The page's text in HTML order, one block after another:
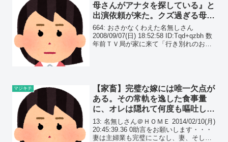
母さんがアナタを探している』と
出演依頼が来た。クズ過ぎる母が
テレビで騙った美談がヤバすぎて
ｗｗ
664: おさかなくわえた名無しさん
2008/09/07(日) 18:52:58 ID:Tqd+qzbh 数
年前ＴＶ局が家に来て「行き別れのお母
マジキチ
【家畜】完璧な嫁には唯一欠点が
ある。その常軌を逸した食事量
に、オレは隠れて何度も嘔吐して
いる。
13: 名無しさん＠ＨＯＭＥ 2014/02/10(月)
20:45:39.36 0助言をお願いします・・・
妻は主婦業も完璧にこなし、妻、そして